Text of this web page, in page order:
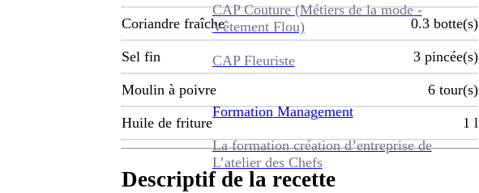
CAP Couture (Métiers de la mode -
Vêtement Flou)
CAP Fleuriste
Formation Management
La formation création d’entreprise de
L’atelier des Chefs
Coriandre fraîche 0.3 botte(s)
Sel fin 3 pincée(s)
Moulin à poivre 6 tour(s)
Huile de friture 1 l
Descriptif de la recette